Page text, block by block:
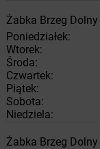
Żabka Brzeg Dolny
Poniedziałek:
Wtorek:
Środa:
Czwartek:
Piątek:
Sobota:
Niedziela:
Żabka Brzeg Dolny